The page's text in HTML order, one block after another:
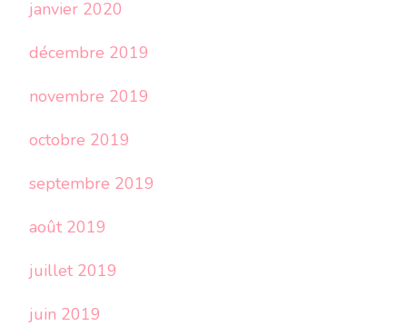
janvier 2020
décembre 2019
novembre 2019
octobre 2019
septembre 2019
août 2019
juillet 2019
juin 2019